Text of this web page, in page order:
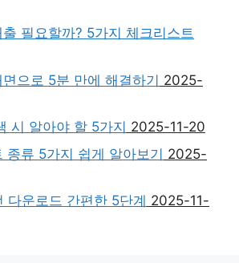
필요할까? 5가지 체크리스트
으로 5분 만에 해결하기 2025-
시 알아야 할 5가지 2025-11-20
종류 5가지 쉽게 알아보기 2025-
다운로드 간편한 5단계 2025-11-